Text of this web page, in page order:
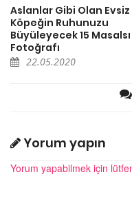
Aslanlar Gibi Olan Evsiz
Köpeğin Ruhunuzu
Büyüleyecek 15 Masalsı
Fotoğrafı
22.05.2020
Yorum yapın
Yorum yapabilmek için